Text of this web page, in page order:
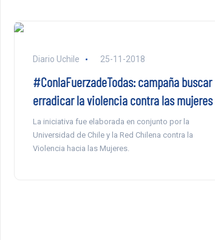
Diario Uchile 25-11-2018
#ConlaFuerzadeTodas: campaña buscar
erradicar la violencia contra las mujeres
La iniciativa fue elaborada en conjunto por la
Universidad de Chile y la Red Chilena contra la
Violencia hacia las Mujeres.